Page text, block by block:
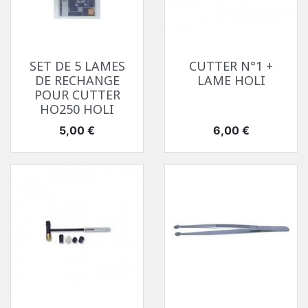
SET DE 5 LAMES
DE RECHANGE
POUR CUTTER
HO250 HOLI
Prix
5,00 €
CUTTER N°1 +
LAME HOLI
Prix
6,00 €